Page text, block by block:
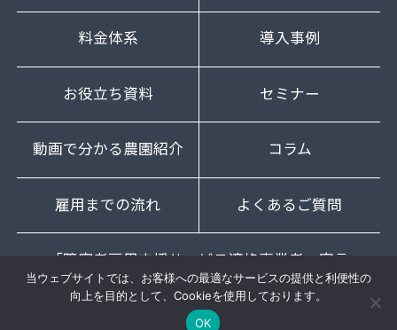
料金体系 導入事例
お役立ち資料 セミナー
動画で分かる農園紹介 コラム
雇用までの流れ よくあるご質問
「障害者雇用支援サービス適格事業者」宣言
© 2022 JSH.
当ウェブサイトでは、お客様への最適なサービスの提供と利便性の
向上を目的として、Cookieを使用しております。
OK